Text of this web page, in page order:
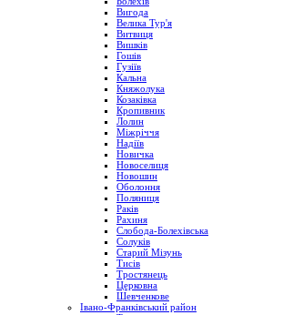
Вигода
Велика Тур'я
Витвиця
Вишків
Гошів
Гузіїв
Кальна
Княжолука
Козаківка
Кропивник
Лолин
Міжріччя
Надіїв
Новичка
Новоселиця
Новошин
Оболоння
Поляниця
Раків
Рахиня
Слобода-Болехівська
Солуків
Старий Мізунь
Тисів
Тростянець
Церковна
Шевченкове
Івано-Франківський район